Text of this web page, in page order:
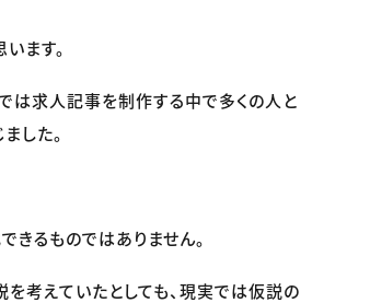
ます。
は求人記事を制作する中で多くの人と
した。
きるものではありません。
を考えていたとしても、現実では仮説の